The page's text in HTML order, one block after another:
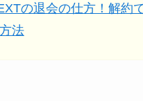
の退会の仕方！解約
法